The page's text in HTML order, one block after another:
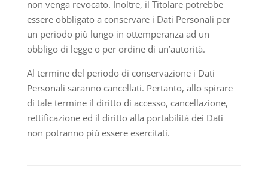
non venga revocato. Inoltre, il Titolare potrebbe
essere obbligato a conservare i Dati Personali per
un periodo più lungo in ottemperanza ad un
obbligo di legge o per ordine di un’autorità.
Al termine del periodo di conservazione i Dati
Personali saranno cancellati. Pertanto, allo spirare
di tale termine il diritto di accesso, cancellazione,
rettificazione ed il diritto alla portabilità dei Dati
non potranno più essere esercitati.